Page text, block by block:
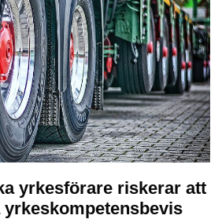
yrkesförare riskerar att